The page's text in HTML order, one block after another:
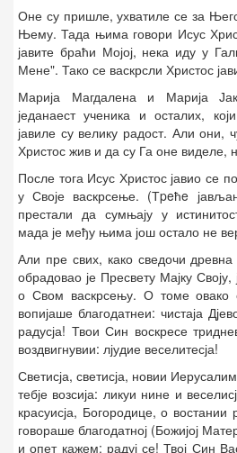
Оне су пришле, ухватиле се за
Њему. Тада њима говори Исус
јавите браћи Мојој, нека иду у
Мене". Тако се васкрсли Христос
Марија Магдалена и Марија
једанаест ученика и осталих,
јавиле су велику радост. Али они,
Христос жив и да су Га оне виделе,
После тога Исус Христос јавио се
у Своје васкрсење. (Тpeћe
престали да сумњају у
мада је међу њима још остало не
Али пре свих, како сведочи
обрадовао је Пресвету Мајку
о Свом васкрсењу. О томе овако
вопијаше благодатнеи: чистаја
радусја! Твои Син воскресе
воздвигнувии: лјудие веселитесја!
Светисја, светисја, новии
тебје возсија: ликуи нине и
красуисја, Богородице, о востании
говораше благодатној (Божијој
и опет кажем: радуј се! Твој Син